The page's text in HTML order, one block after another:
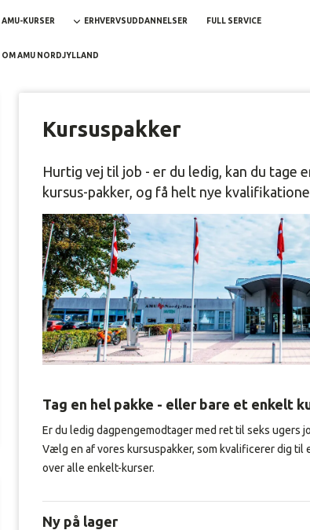
AMU-KURSER ERHVERVSUDDANNELSER FULL SERVICE
OM AMU NORDJYLLAND
Kursuspakker
Hurtig vej til job - er du ledig, kan du tage
kursus-pakker, og få helt nye
Tag en hel pakke - eller bare et enkelt
Er du ledig dagpengemodtager med ret til seks ugers
Vælg en af vores kursuspakker, som kvalificerer dig
over alle enkelt-kurser.
Ny på lager